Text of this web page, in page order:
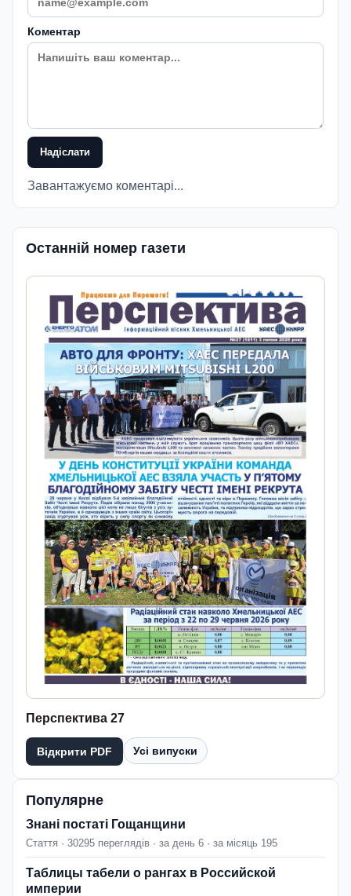
Коментар
Надіслати
Завантажуємо коментарі...
Останній номер газети
Перспектива 27
Відкрити PDF Усі випуски
Популярне
Знані постаті Гощанщини
Стаття · 30295 переглядів · за день 6 · за місяць 195
Таблицы табели о рангах в Российской
империи